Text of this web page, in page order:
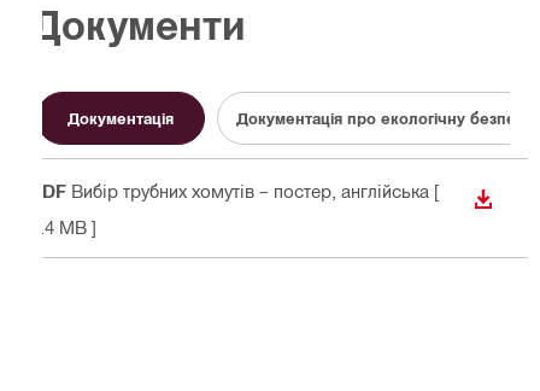
Документи
Документація Документація про екологічну безпеку
PDF Вибір трубних хомутів – постер , англійська [
1.4 MB ]